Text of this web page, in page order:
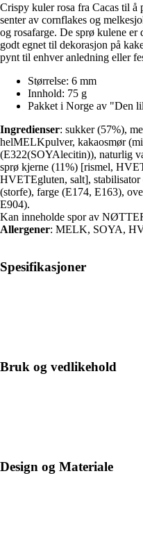
Crispy kuler rosa fra Cacas til
senter av cornflakes og
og rosafarge. De sprø kulene
godt egnet til dekorasjon på
pynt til enhver anledning eller
Størrelse: 6 mm
Innhold: 75 g
Pakket i Norge av "Den
Ingredienser: sukker (57%),
helMELKpulver, kakaosmør
(E322(SOYAlecitin)), naturlig
sprø kjerne (11%) [rismel,
HVETEgluten, salt],
(storfe), farge (E174, E163),
E904).
Kan inneholde spor av
Allergener: MELK, SOYA,
Spesifikasjoner
Bruk og vedlikehold
Design og Materiale